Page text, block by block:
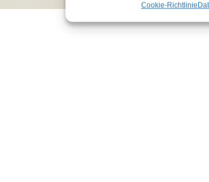
Cookie-Richtlinie